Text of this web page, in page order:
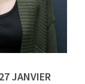
JANVIER